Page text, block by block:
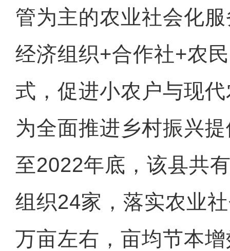
管为主的农业社会化
经济组织+合作社+农
式，促进小农户与现
为全面推进乡村振兴
至2022年底，该县共
组织24家，落实农业
万亩左右，亩均节本